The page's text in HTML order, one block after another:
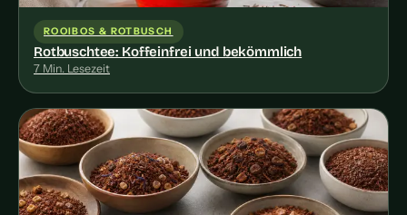
ROOIBOS & ROTBUSCH
Rotbuschtee: Koffeinfrei und bekömmlich
7 Min. Lesezeit